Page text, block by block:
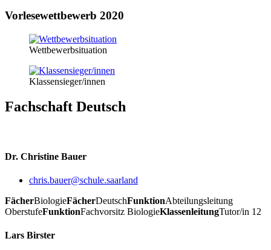
Vorlesewettbewerb 2020
Wettbewerbsituation
Klassensieger/innen
Fachschaft Deutsch
Dr. Christine Bauer
chris.bauer@schule.saarland
FächerBiologieFächerDeutschFunktionAbteilungsleitung
OberstufeFunktionFachvorsitz BiologieKlassenleitungTutor/in 12
Lars Birster